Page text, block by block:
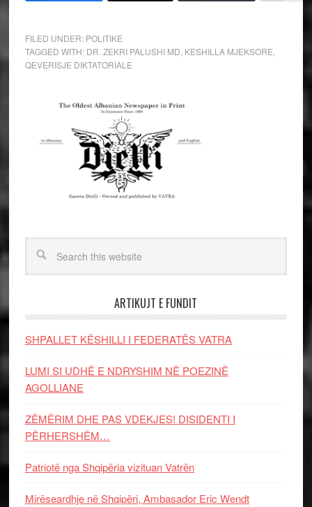
FILED UNDER: POLITIKE
TAGGED WITH: DR. ZEKRI PALUSHI MD KESHILLA MJEKSORE
QEVERISJE DIKTATORIALE
ARTIKUJT E FUNDIT
SHPALLET KËSHILLI I FEDERATËS VATRA
LUMI SI UDHË E NDRYSHIM NË POEZINË
AGOLLIANE
ZËMËRIM DHE PAS VDEKJES! DISIDENTI I
PËRHERSHËM…
Patriotë nga Shqipëria vizituan Vatrën
Mirëseardhje në Shqipëri, Ambasador Eric Wendt